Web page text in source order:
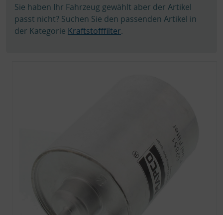
Sie haben Ihr Fahrzeug gewählt aber der Artikel
passt nicht? Suchen Sie den passenden Artikel in
der Kategorie Kraftstofffilter.